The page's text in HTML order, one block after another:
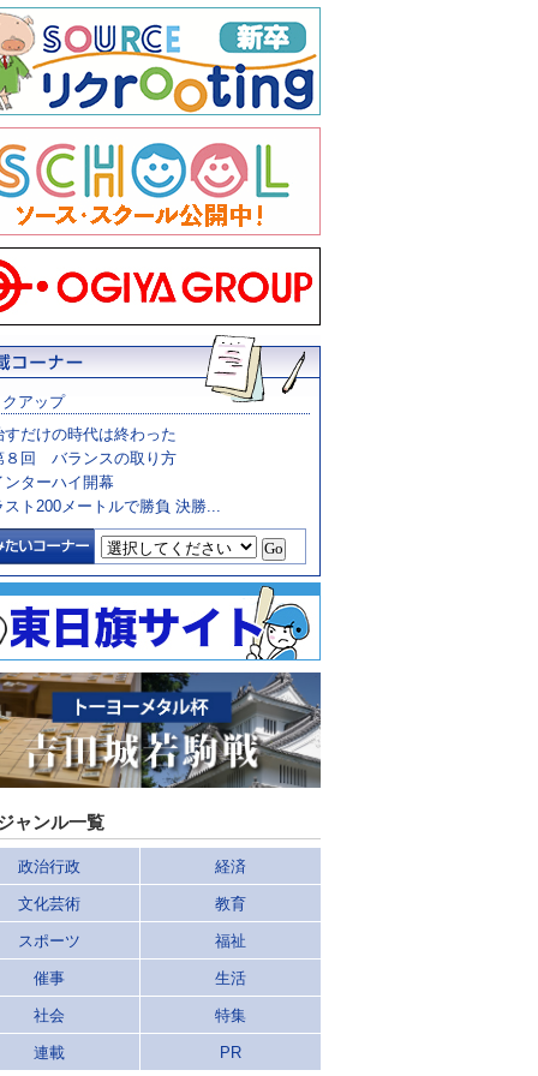
アップ
すだけの時代は終わった
８回 バランスの取り方
ンターハイ開幕
スト200メートルで勝負 決勝...
ャンル一覧
政治行政 経済
文化芸術 教育
スポーツ 福祉
催事 生活
社会 特集
連載 PR